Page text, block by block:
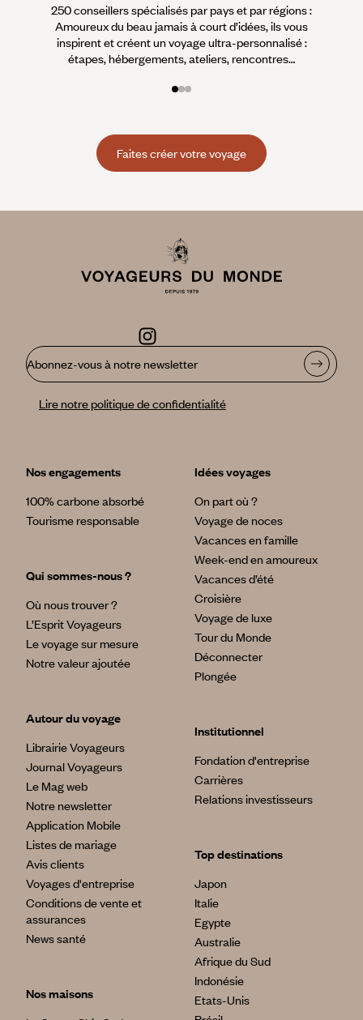
250 conseillers spécialisés par pays et par régions :
Amoureux du beau jamais à court d’idées, ils vous
inspirent et créent un voyage ultra-personnalisé :
étapes, hébergements, ateliers, rencontres…
Faites créer votre voyage
Abonnez-vous à notre newsletter
Lire notre politique de confidentialité
Nos engagements
100% carbone absorbé
Tourisme responsable
Qui sommes-nous ?
Où nous trouver ?
L’Esprit Voyageurs
Le voyage sur mesure
Notre valeur ajoutée
Autour du voyage
Librairie Voyageurs
Journal Voyageurs
Le Mag web
Notre newsletter
Application Mobile
Listes de mariage
Avis clients
Voyages d'entreprise
Conditions de vente et
assurances
News santé
Nos maisons
Idées voyages
On part où ?
Voyage de noces
Vacances en famille
Week-end en amoureux
Vacances d’été
Croisière
Voyage de luxe
Tour du Monde
Déconnecter
Plongée
Institutionnel
Fondation d'entreprise
Carrières
Relations investisseurs
Top destinations
Japon
Italie
Egypte
Australie
Afrique du Sud
Indonésie
Etats-Unis